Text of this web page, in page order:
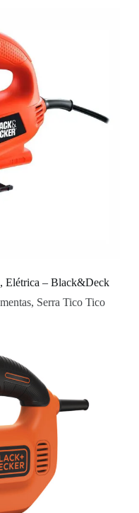
Elétrica – Black&Deck
, Serra Tico Tico